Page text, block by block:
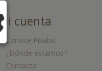
Mi cuenta
Conoce Pikabú
¿Dónde estamos?
Contacta